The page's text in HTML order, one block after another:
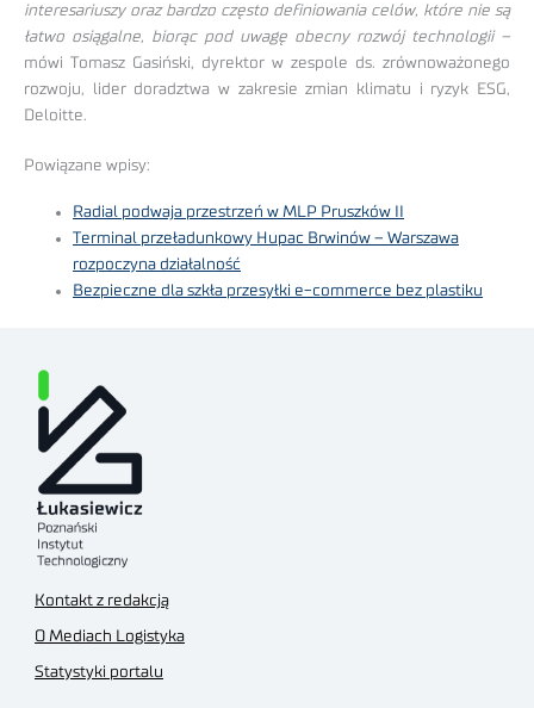
interesariuszy oraz bardzo często definiowania celów, które nie są
łatwo osiągalne, biorąc pod uwagę obecny rozwój technologii –
mówi Tomasz Gasiński, dyrektor w zespole ds. zrównoważonego
rozwoju, lider doradztwa w zakresie zmian klimatu i ryzyk ESG,
Deloitte.
Powiązane wpisy:
Radial podwaja przestrzeń w MLP Pruszków II
Terminal przeładunkowy Hupac Brwinów – Warszawa
rozpoczyna działalność
Bezpieczne dla szkła przesyłki e-commerce bez plastiku
Kontakt z redakcją
O Mediach Logistyka
Statystyki portalu